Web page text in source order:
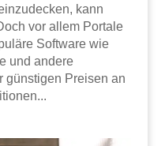
kann
vor allem Portale
Software wie
und andere
günstigen Preisen an